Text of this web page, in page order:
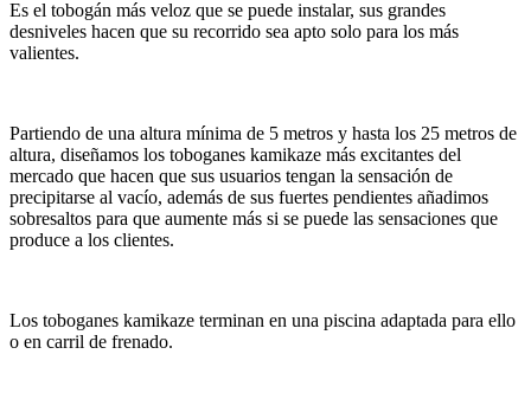
Es el tobogán más veloz que se puede instalar, sus grandes
desniveles hacen que su recorrido sea apto solo para los más
valientes.
Partiendo de una altura mínima de 5 metros y hasta los 25 metros de
altura, diseñamos los toboganes kamikaze más excitantes del
mercado que hacen que sus usuarios tengan la sensación de
precipitarse al vacío, además de sus fuertes pendientes añadimos
sobresaltos para que aumente más si se puede las sensaciones que
produce a los clientes.
Los toboganes kamikaze terminan en una piscina adaptada para ello
o en carril de frenado.